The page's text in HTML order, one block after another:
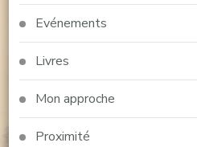
Evénements
Livres
Mon approche
Proximité